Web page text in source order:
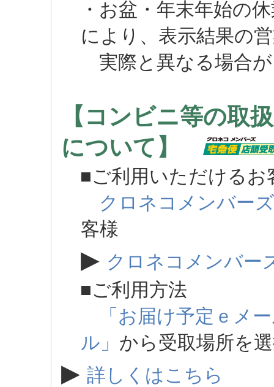
・お盆・年末年始の
により、表示結果の
実際と異なる場合が
【コンビニ等の取
について】
■ご利用いただけるお
クロネコメンバーズ
客様
▶ クロネコメンバー
■ご利用方法
「お届け予定ｅメ
ル」 から受取場所を
▶ 詳しくはこちら